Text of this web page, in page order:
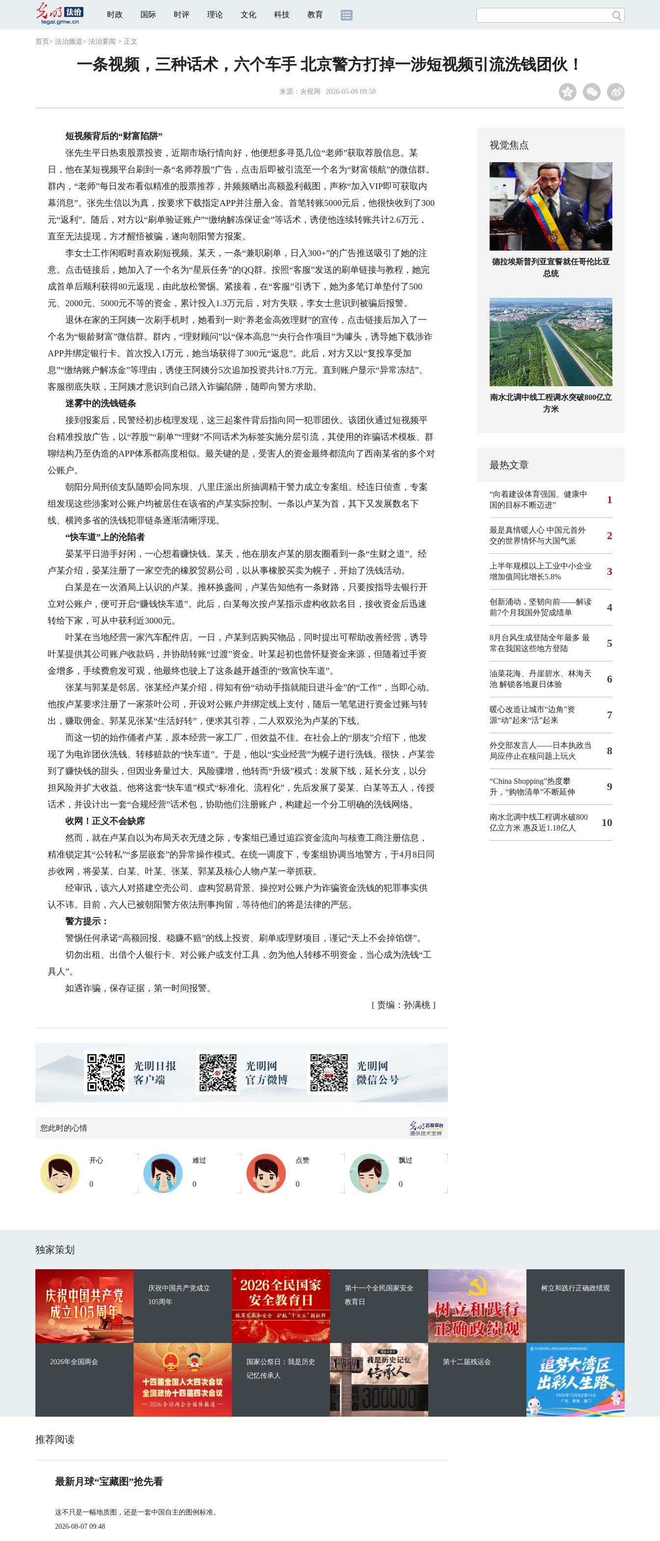
时政 国际 时评 理论 文化 科技 教育
首页 > 法治频道> 法治要闻 > 正文
一条视频，三种话术，六个车手 北京警方打掉一涉短视频引流洗钱团伙！
来源： 央视网 2026-05-09 09:58
短视频背后的“财富陷阱”
张先生平日热衷股票投资，近期市场行情向好，他便想多寻觅几位“老师”获取荐股信息。某
日，他在某短视频平台刷到一条“名师荐股”广告，点击后即被引流至一个名为“财富领航”的微信群。
群内，“老师”每日发布看似精准的股票推荐，并频频晒出高额盈利截图，声称“加入VIP即可获取内
幕消息”。张先生信以为真，按要求下载指定APP并注册入金。首笔转账5000元后，他很快收到了300
元“返利”。随后，对方以“刷单验证账户”“缴纳解冻保证金”等话术，诱使他连续转账共计2.6万元，
直至无法提现，方才醒悟被骗，遂向朝阳警方报案。
李女士工作闲暇时喜欢刷短视频。某天，一条“兼职刷单，日入300+”的广告推送吸引了她的注
意。点击链接后，她加入了一个名为“星辰任务”的QQ群。按照“客服”发送的刷单链接与教程，她完
成首单后顺利获得80元返现，由此放松警惕。紧接着，在“客服”引诱下，她为多笔订单垫付了500
元、2000元、5000元不等的资金，累计投入1.3万元后，对方失联，李女士意识到被骗后报警。
退休在家的王阿姨一次刷手机时，她看到一则“养老金高效理财”的宣传，点击链接后加入了一
个名为“银龄财富”微信群。群内，“理财顾问”以“保本高息”“央行合作项目”为噱头，诱导她下载涉诈
APP并绑定银行卡。首次投入1万元，她当场获得了300元“返息”。此后，对方又以“复投享受加
息”“缴纳账户解冻金”等理由，诱使王阿姨分5次追加投资共计8.7万元。直到账户显示“异常冻结”、
客服彻底失联，王阿姨才意识到自己踏入诈骗陷阱，随即向警方求助。
迷雾中的洗钱链条
接到报案后，民警经初步梳理发现，这三起案件背后指向同一犯罪团伙。该团伙通过短视频平
台精准投放广告，以“荐股”“刷单”“理财”不同话术为标签实施分层引流，其使用的诈骗话术模板、群
聊结构乃至伪造的APP体系都高度相似。最关键的是，受害人的资金最终都流向了西南某省的多个对
公账户。
朝阳分局刑侦支队随即会同东坝、八里庄派出所抽调精干警力成立专案组。经连日侦查，专案
组发现这些涉案对公账户均被居住在该省的卢某实际控制。一条以卢某为首，其下又发展数名下
线、横跨多省的洗钱犯罪链条逐渐清晰浮现。
“快车道”上的沦陷者
晏某平日游手好闲，一心想着赚快钱。某天，他在朋友卢某的朋友圈看到一条“生财之道”。经
卢某介绍，晏某注册了一家空壳的橡胶贸易公司，以从事橡胶买卖为幌子，开始了洗钱活动。
白某是在一次酒局上认识的卢某。推杯换盏间，卢某告知他有一条财路，只要按指导去银行开
立对公账户，便可开启“赚钱快车道”。此后，白某每次按卢某指示虚构收款名目，接收资金后迅速
转给下家，可从中获利近3000元。
叶某在当地经营一家汽车配件店。一日，卢某到店购买物品，同时提出可帮助改善经营，诱导
叶某提供其公司账户收款码，并协助转账“过渡”资金。叶某起初也曾怀疑资金来源，但随着过手资
金增多，手续费愈发可观，他最终也驶上了这条越开越歪的“致富快车道”。
张某与郭某是邻居。张某经卢某介绍，得知有份“动动手指就能日进斗金”的“工作”，当即心动。
他按卢某要求注册了一家茶叶公司，开设对公账户并绑定线上支付，随后一笔笔进行资金过账与转
出，赚取佣金。郭某见张某“生活好转”，便求其引荐，二人双双沦为卢某的下线。
而这一切的始作俑者卢某，原本经营一家工厂，但效益不佳。在社会上的“朋友”介绍下，他发
现了为电诈团伙洗钱、转移赃款的“快车道”。于是，他以“实业经营”为幌子进行洗钱。很快，卢某尝
到了赚快钱的甜头，但因业务量过大、风险骤增，他转而“升级”模式：发展下线，延长分支，以分
担风险并扩大收益。他将这套“快车道”模式“标准化、流程化”，先后发展了晏某、白某等五人，传授
话术，并设计出一套“合规经营”话术包，协助他们注册账户，构建起一个分工明确的洗钱网络。
收网！正义不会缺席
然而，就在卢某自以为布局天衣无缝之际，专案组已通过追踪资金流向与核查工商注册信息，
精准锁定其“公转私”“多层嵌套”的异常操作模式。在统一调度下，专案组协调当地警方，于4月8日同
步收网，将晏某、白某、叶某、张某、郭某及核心人物卢某一举抓获。
经审讯，该六人对搭建空壳公司、虚构贸易背景、操控对公账户为诈骗资金洗钱的犯罪事实供
认不讳。目前，六人已被朝阳警方依法刑事拘留，等待他们的将是法律的严惩。
警方提示：
警惕任何承诺“高额回报、稳赚不赔”的线上投资、刷单或理财项目，谨记“天上不会掉馅饼”。
切勿出租、出借个人银行卡、对公账户或支付工具，勿为他人转移不明资金，当心成为洗钱“工
具人”。
如遇诈骗，保存证据，第一时间报警。
[ 责编：孙满桃 ]
您此时的心情
开心
0
难过
0
点赞
0
飘过
0
视觉焦点
德拉埃斯普列亚宣誓就任哥伦比亚
总统
南水北调中线工程调水突破800亿立
方米
最热文章
“向着建设体育强国、健康中
国的目标不断迈进”
1
最是真情暖人心 中国元首外
交的世界情怀与大国气派
2
上半年规模以上工业中小企业
增加值同比增长5.8%
3
创新涌动，坚韧向前——解读
前7个月我国外贸成绩单
4
8月台风生成登陆全年最多 最
常在我国这些地方登陆
5
油菜花海、丹崖碧水、林海天
池 解锁各地夏日体验
6
暖心改造让城市“边角”资
源“动”起来“活”起来
7
外交部发言人——日本执政当
局应停止在核问题上玩火
8
“China Shopping”热度攀
升，“购物清单”不断延伸
9
南水北调中线工程调水破800
亿立方米 惠及近1.18亿人
10
独家策划
庆祝中国共产党成立
105周年
2026年全国两会
第十一个全民国家安全
教育日
国家公祭日：我是历史
记忆传承人
树立和践行正确政绩观
第十二届残运会
推荐阅读
最新月球“宝藏图”抢先看
这不只是一幅地质图，还是一套中国自主的图例标准。
2026-08-07 09:48